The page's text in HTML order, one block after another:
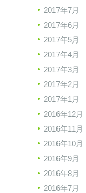
2017年7月
2017年6月
2017年5月
2017年4月
2017年3月
2017年2月
2017年1月
2016年12月
2016年11月
2016年10月
2016年9月
2016年8月
2016年7月